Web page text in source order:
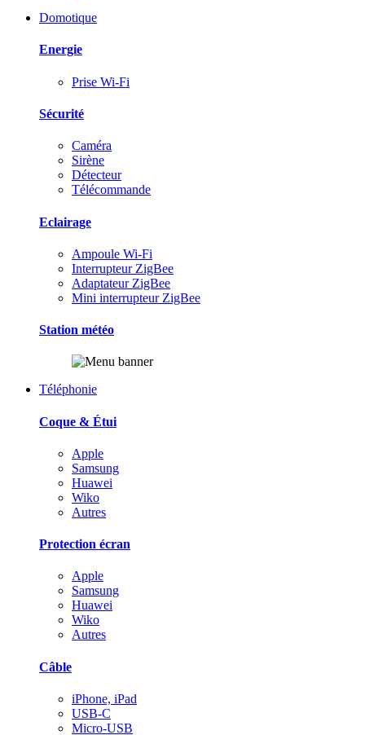
Domotique
Energie
Prise Wi-Fi
Sécurité
Caméra
Sirène
Détecteur
Télécommande
Eclairage
Ampoule Wi-Fi
Interrupteur ZigBee
Adaptateur ZigBee
Mini interrupteur ZigBee
Station météo
Téléphonie
Coque & Étui
Apple
Samsung
Huawei
Wiko
Autres
Protection écran
Apple
Samsung
Huawei
Wiko
Autres
Câble
iPhone, iPad
USB-C
Micro-USB